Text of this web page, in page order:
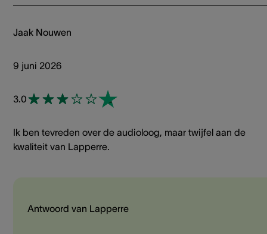
Jaak Nouwen
9 juni 2026
3.0
Ik ben tevreden over de audioloog, maar twijfel aan de
kwaliteit van Lapperre.
Antwoord van Lapperre